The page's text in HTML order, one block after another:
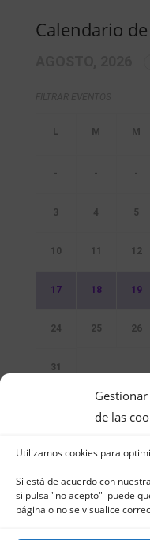
de las
Utilizamos cookies para
Si está de acuerdo con
si pulsa "no acepto" puede
página o no se visualice
Calendario
- - -
3 4 5
10 11 12
17 18 19
24 25 26
31
Sin Eventos
Club Naútico de